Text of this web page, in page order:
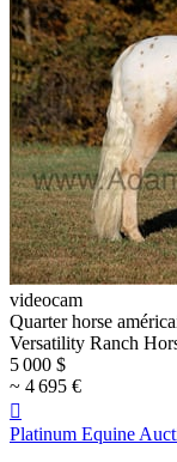
videocam
Quarter horse
Versatility Ranch
5 000 $
~ 4 695 €

Platinum Equine